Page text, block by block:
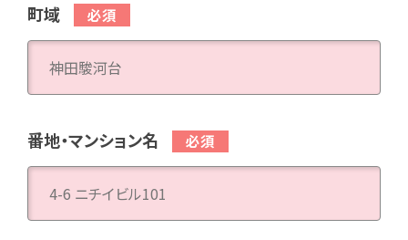
町域
番地・マンション名